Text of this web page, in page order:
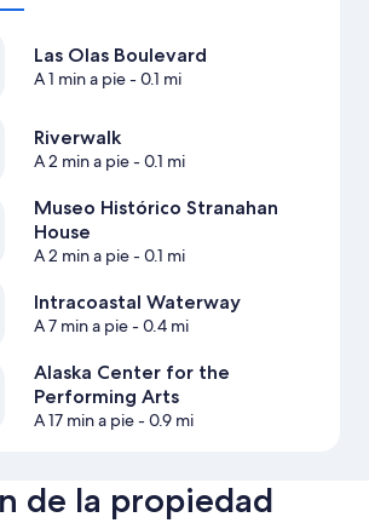
Las Olas Boulevard
A 1 min a pie- 0.1 mi
Riverwalk
A 2 min a pie- 0.1 mi
Museo Histórico Stranahan
House
A 2 min a pie- 0.1 mi
Intracoastal Waterway
A 7 min a pie- 0.4 mi
Alaska Center for the
Performing Arts
A 17 min a pie- 0.9 mi
de la propiedad